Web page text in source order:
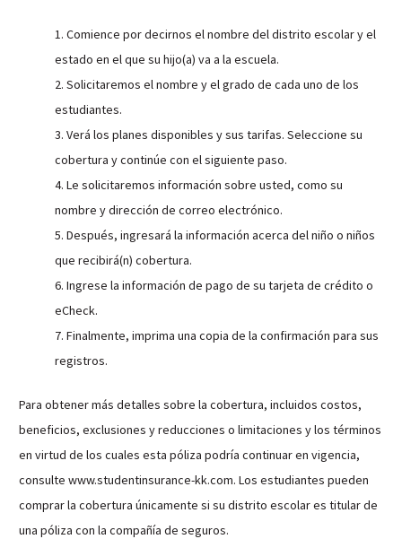
1. Comience por decirnos el nombre del distrito escolar y el
estado en el que su hijo(a) va a la escuela.
2. Solicitaremos el nombre y el grado de cada uno de los
estudiantes.
3. Verá los planes disponibles y sus tarifas. Seleccione su
cobertura y continúe con el siguiente paso.
4. Le solicitaremos información sobre usted, como su
nombre y dirección de correo electrónico.
5. Después, ingresará la información acerca del niño o niños
que recibirá(n) cobertura.
6. Ingrese la información de pago de su tarjeta de crédito o
eCheck.
7. Finalmente, imprima una copia de la confirmación para sus
registros.
Para obtener más detalles sobre la cobertura, incluidos costos,
beneficios, exclusiones y reducciones o limitaciones y los términos
en virtud de los cuales esta póliza podría continuar en vigencia,
consulte www.studentinsurance-kk.com. Los estudiantes pueden
comprar la cobertura únicamente si su distrito escolar es titular de
una póliza con la compañía de seguros.